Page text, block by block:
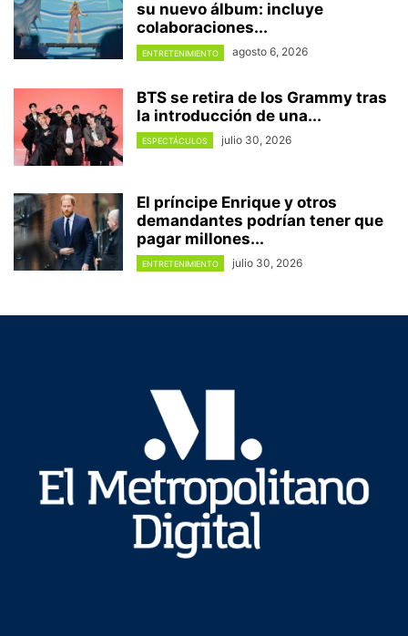
su nuevo álbum: incluye
colaboraciones...
ENTRETENIMIENTO agosto 6, 2026
BTS se retira de los Grammy tras
la introducción de una...
ESPECTÁCULOS julio 30, 2026
El príncipe Enrique y otros
demandantes podrían tener que
pagar millones...
ENTRETENIMIENTO julio 30, 2026